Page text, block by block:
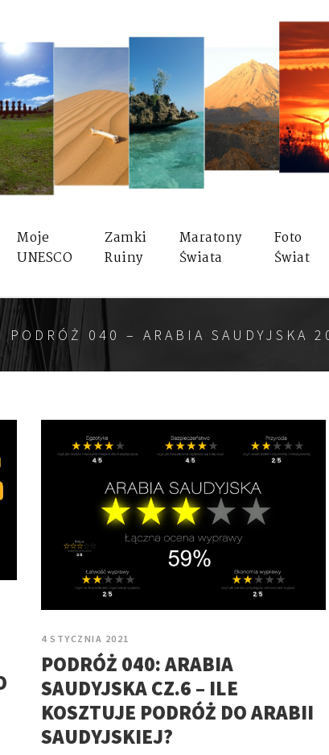
Moje
UNESCO
Zamki
Ruiny
Maratony
Świata
Foto
Świat
PODRÓŻ 040 – ARABIA SAUDYJSKA
4 STYCZNIA 2021
PODRÓŻ 040: ARABIA
SAUDYJSKA CZ.6 – ILE
KOSZTUJE PODRÓŻ DO ARABII
SAUDYJSKIEJ?